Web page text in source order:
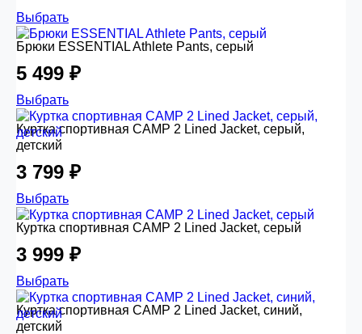
Выбрать
Брюки ESSENTIAL Athlete Pants, серый
5 499 ₽
Выбрать
Куртка спортивная CAMP 2 Lined Jacket, серый,
детский
3 799 ₽
Выбрать
Куртка спортивная CAMP 2 Lined Jacket, серый
3 999 ₽
Выбрать
Куртка спортивная CAMP 2 Lined Jacket, синий,
детский